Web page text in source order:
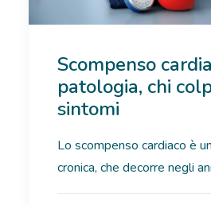
CASA DI CURA
I NOSTRI MEDICI
DIAGNOSI E CURA
RICOVERI
Scompenso
patologia, chi
sintomi
Lo scompenso cardiaco è
cronica, che decorre negli